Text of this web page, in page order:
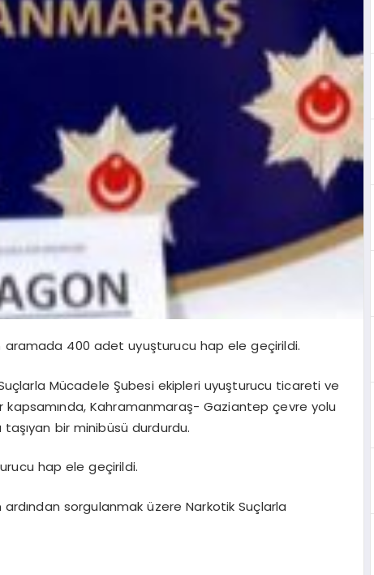
aramada 400 adet uyuşturucu hap ele geçirildi.
Mücadele Şubesi ekipleri uyuşturucu ticareti ve
kapsamında, Kahramanmaraş- Gaziantep çevre yolu
bir minibüsü durdurdu.
hap ele geçirildi.
ardından sorgulanmak üzere Narkotik Suçlarla